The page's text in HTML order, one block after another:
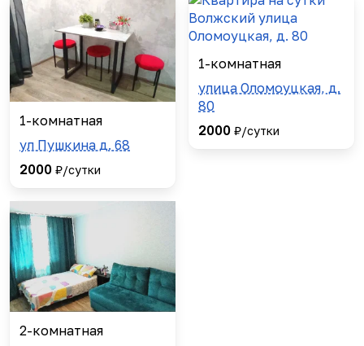
1-комнатная
ул Пушкина д. 68
2000 ₽/сутки
1-комнатная
улица Оломоуцкая, д.
80
2000 ₽/сутки
2-комнатная